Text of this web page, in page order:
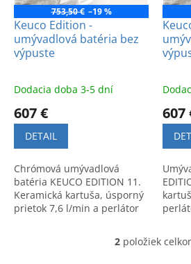
oo
753,50 € –19 %
Keuco Edition -
umývadlová batéria bez
výpuste
Dodacia doba 3-5 dní
607 €
DETAIL
Chrómová umývadlová
batéria KEUCO EDITION 11.
Keramická kartuša, úsporný
prietok 7,6 l/min a perlátor
607
O
2 položiek